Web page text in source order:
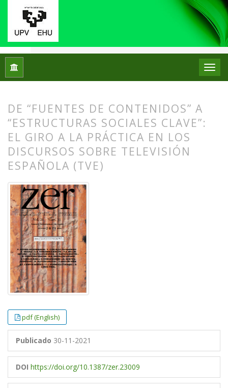
Inicio Vol. 26 Núm. 51 (2021): ZER. Revista de
DE “FUENTES DE CONTENIDOS” A
“ESTRUCTURAS SOCIALES CLAVE”:
EL GIRO A LA PRÁCTICA EN LOS
DISCURSOS SOBRE TELEVISIÓN
ESPAÑOLA (TVE)
pdf (English)
Publicado 30-11-2021
DOI https://doi.org/10.1387/zer.23009